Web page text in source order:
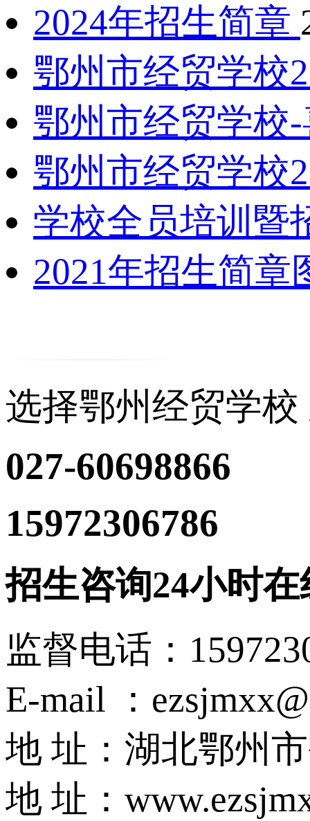
2024年招生简章
鄂州市经贸学校
鄂州市经贸学校
鄂州市经贸学校
学校全员培训暨
2021年招生简章
选择鄂州经贸学
027-60698866
15972306786
招生咨询24小时在
监督电话：
E-mail ：
地 址：湖北鄂州
地 址：